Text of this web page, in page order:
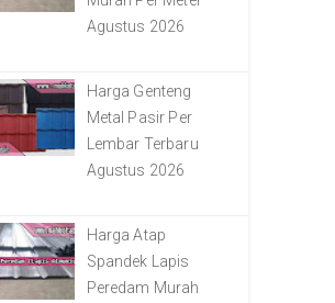
Agustus 2026
Harga Genteng
Metal Pasir Per
Lembar Terbaru
Agustus 2026
Harga Atap
Spandek Lapis
Peredam Murah